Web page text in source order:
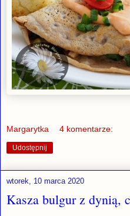
Margarytka 4 komentarze:
Udostępnij
wtorek, 10 marca 2020
Kasza bulgur z dynią,